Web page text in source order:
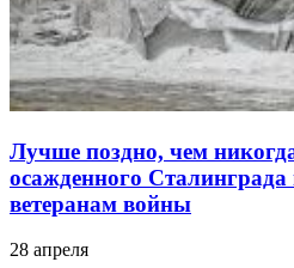
Лучше поздно, чем
осажденного
ветеранам войны
28 апреля